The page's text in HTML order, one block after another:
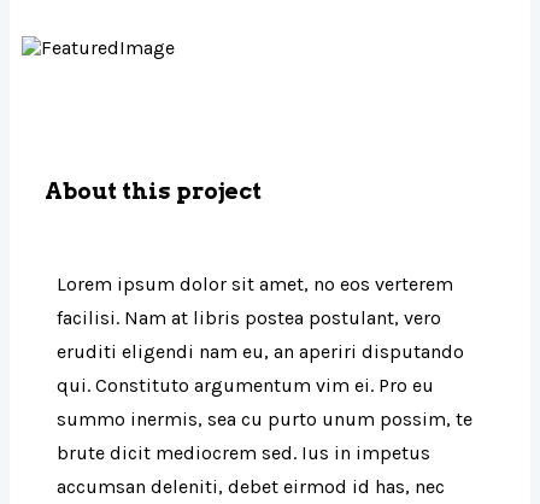
About this project
Lorem ipsum dolor sit amet, no eos verterem
facilisi. Nam at libris postea postulant, vero
eruditi eligendi nam eu, an aperiri disputando
qui. Constituto argumentum vim ei. Pro eu
summo inermis, sea cu purto unum possim, te
brute dicit mediocrem sed. Ius in impetus
accumsan deleniti, debet eirmod id has, nec